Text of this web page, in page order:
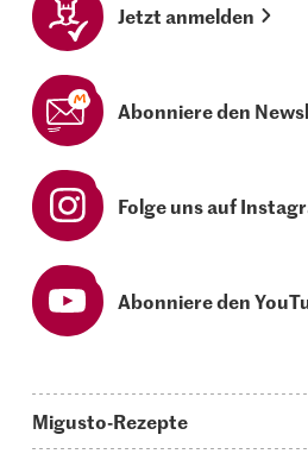
Jetzt anmelden
Abonniere den
Folge uns auf
Abonniere den
Migusto-Rezepte